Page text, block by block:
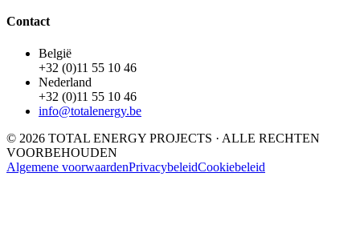
Contact
België
+32 (0)11 55 10 46
Nederland
+32 (0)11 55 10 46
info@totalenergy.be
© 2026 TOTAL ENERGY PROJECTS · ALLE RECHTEN
VOORBEHOUDEN
Algemene voorwaardenPrivacybeleidCookiebeleid